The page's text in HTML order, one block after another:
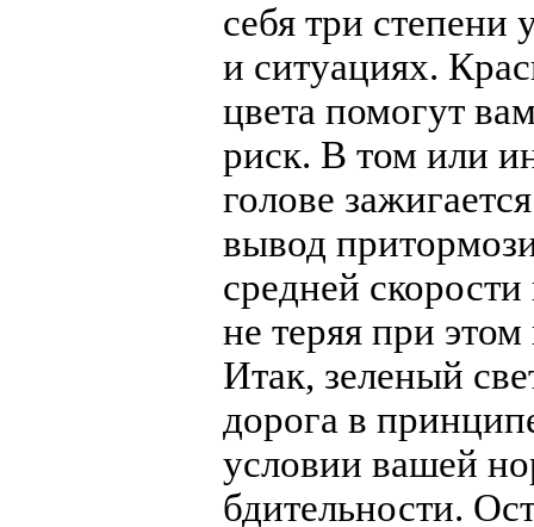
себя три степени
и ситуациях.
цвета помогут
риск. В том или
голове
вывод
средней
не теряя при
Итак, зеленый
дорога в
условии вашей
бдительности.